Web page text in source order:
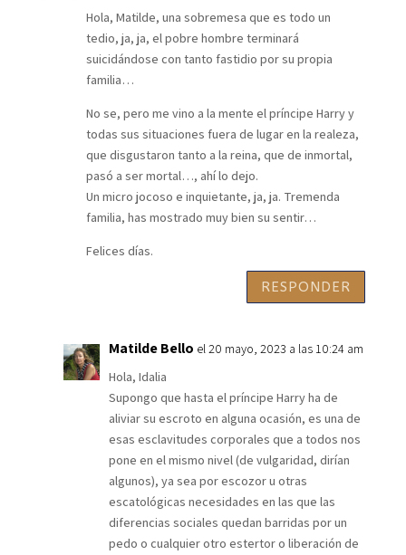
Hola, Matilde, una sobremesa que es todo un
tedio, ja, ja, el pobre hombre terminará
suicidándose con tanto fastidio por su propia
familia…
No se, pero me vino a la mente el príncipe Harry y
todas sus situaciones fuera de lugar en la realeza,
que disgustaron tanto a la reina, que de inmortal,
pasó a ser mortal…, ahí lo dejo.
Un micro jocoso e inquietante, ja, ja. Tremenda
familia, has mostrado muy bien su sentir…
Felices días.
RESPONDER
Matilde Bello el 20 mayo, 2023 a las 10:24 am
Hola, Idalia
Supongo que hasta el príncipe Harry ha de
aliviar su escroto en alguna ocasión, es una de
esas esclavitudes corporales que a todos nos
pone en el mismo nivel (de vulgaridad, dirían
algunos), ya sea por escozor u otras
escatológicas necesidades en las que las
diferencias sociales quedan barridas por un
pedo o cualquier otro estertor o liberación de